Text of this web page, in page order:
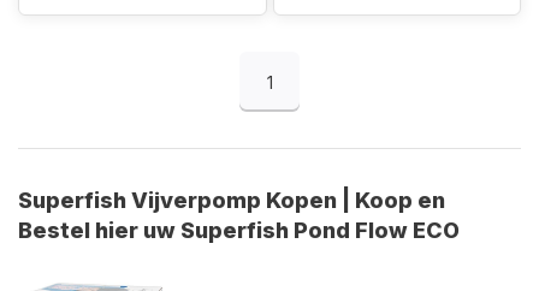
1
Superfish Vijverpomp Kopen | Koop en
Bestel hier uw Superfish Pond Flow ECO